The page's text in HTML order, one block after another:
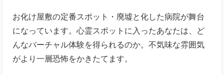
お化け屋敷の定番スポット・廃墟と化した病院が舞台
になっています。心霊スポットに入ったあなたは、ど
んなバーチャル体験を得られるのか。不気味な雰囲気
がより一層恐怖をかきたてます。